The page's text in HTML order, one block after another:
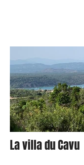
La villa du Cavu